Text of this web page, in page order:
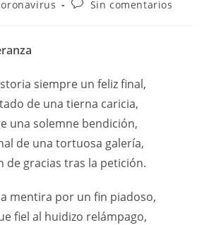
Sin comentarios
siempre un feliz final,
de una tierna caricia,
una solemne bendición,
de una tortuosa galería,
de gracias tras la petición.
mentira por un fin piadoso,
fiel al huidizo relámpago,